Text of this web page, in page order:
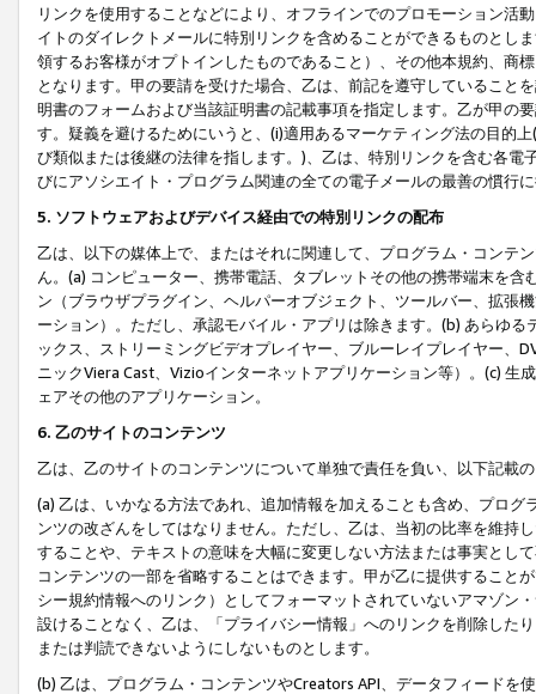
リンクを使用することなどにより、オフラインでのプロモーション活
イトのダイレクトメールに特別リンクを含めることができるものとし
領するお客様がオプトインしたものであること）、その他本規約、商
となります。甲の要請を受けた場合、乙は、前記を遵守していること
明書のフォームおよび当該証明書の記載事項を指定します。乙が甲の
す。疑義を避けるためにいうと、(i)適用あるマーケティング法の目的
び類似または後継の法律を指します。)、乙は、特別リンクを含む各
びにアソシエイト・プログラム関連の全ての電子メールの最善の慣行
5. ソフトウェアおよびデバイス経由での特別リンクの配布
乙は、以下の媒体上で、またはそれに関連して、プログラム・コンテ
ん。(a) コンピューター、携帯電話、タブレットその他の携帯端末を
ン（ブラウザプラグイン、ヘルパーオブジェクト、ツールバー、拡張
ーション）。ただし、承認モバイル・アプリは除きます。(b) あらゆ
ックス、ストリーミングビデオプレイヤー、ブルーレイプレイヤー、
ニックViera Cast、Vizioインターネットアプリケーション等）。(c)
ェアその他のアプリケーション。
6. 乙のサイトのコンテンツ
乙は、乙のサイトのコンテンツについて単独で責任を負い、以下記載
(a) 乙は、いかなる方法であれ、追加情報を加えることも含め、プロ
ンツの改ざんをしてはなりません。ただし、乙は、当初の比率を維持
することや、テキストの意味を大幅に変更しない方法または事実とし
コンテンツの一部を省略することはできます。甲が乙に提供すること
シー規約情報へのリンク）としてフォーマットされていないアマゾン
設けることなく、乙は、「プライバシー情報」へのリンクを削除した
または判読できないようにしないものとします。
(b) 乙は、プログラム・コンテンツやCreators API、データフィード